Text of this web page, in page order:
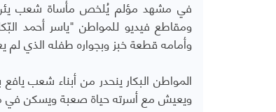
في مشهد مؤلم يُلخص مأساة شعب يئن
ومقاطع فيديو للمواطن "ياسر أحمد
وأمامه قطعة خبز وبجواره طفله الذي لم
ويعيش مع أسرته حياة صعبة ويسكن في